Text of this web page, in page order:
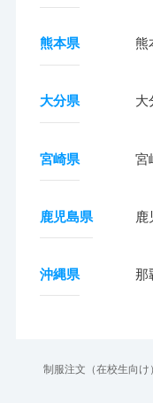
熊本県 熊
大分県 大
宮崎県 宮
鹿児島県 鹿
沖縄県 那
制服注文（在校生向け）